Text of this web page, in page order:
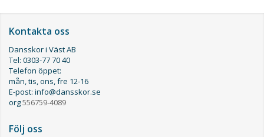
Kontakta oss
Dansskor i Väst AB
Tel: 0303-77 70 40
Telefon öppet:
mån, tis, ons, fre 12-16
E-post: info@dansskor.se
org556759-4089
Följ oss